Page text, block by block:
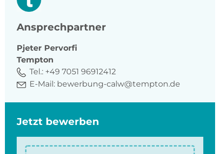
Ansprechpartner
Pjeter Pervorfi
Tempton
Tel.: +49 7051 96912412
E-Mail: bewerbung-calw@tempton.de
Jetzt bewerben